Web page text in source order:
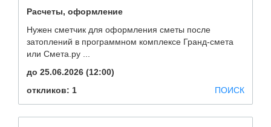
Расчеты, оформление
Нужен сметчик для оформления сметы после
затоплений в программном комплексе Гранд-смета
или Смета.ру ...
до 25.06.2026 (12:00)
откликов: 1
ПОИСК